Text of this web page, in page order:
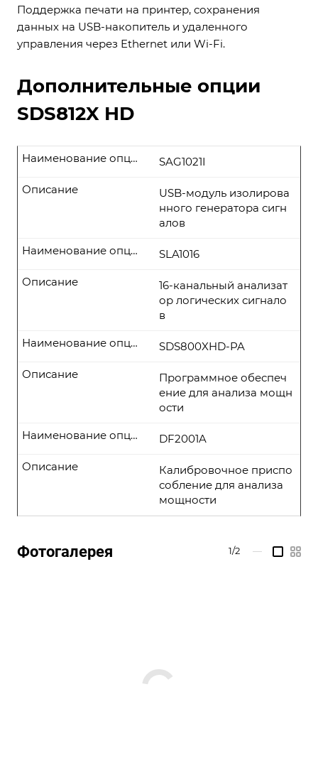
Поддержка печати на принтер, сохранения
данных на USB-накопитель и удаленного
управления через Ethernet или Wi-Fi.
Дополнительные опции
SDS812X HD
SAG1021I
Наименование опции
USB-модуль изолирова
нного генератора сигн
алов
Описание
SLA1016
Наименование опции
16-канальный анализат
ор логических сигнало
в
Описание
SDS800XHD-PA
Наименование опции
Программное обеспеч
ение для анализа мощн
ости
Описание
DF2001A
Наименование опции
Калибровочное приспо
собление для анализа
мощности
Описание
Фотогалерея 1/2 —